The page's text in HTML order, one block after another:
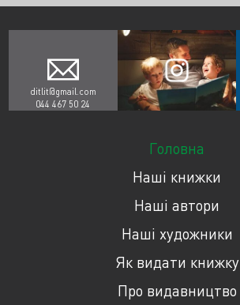
ditlit@gmail.com
044 467 50 24
Головна
Наші книжки
Наші автори
Наші художники
Як видати книжку
Про видавництво